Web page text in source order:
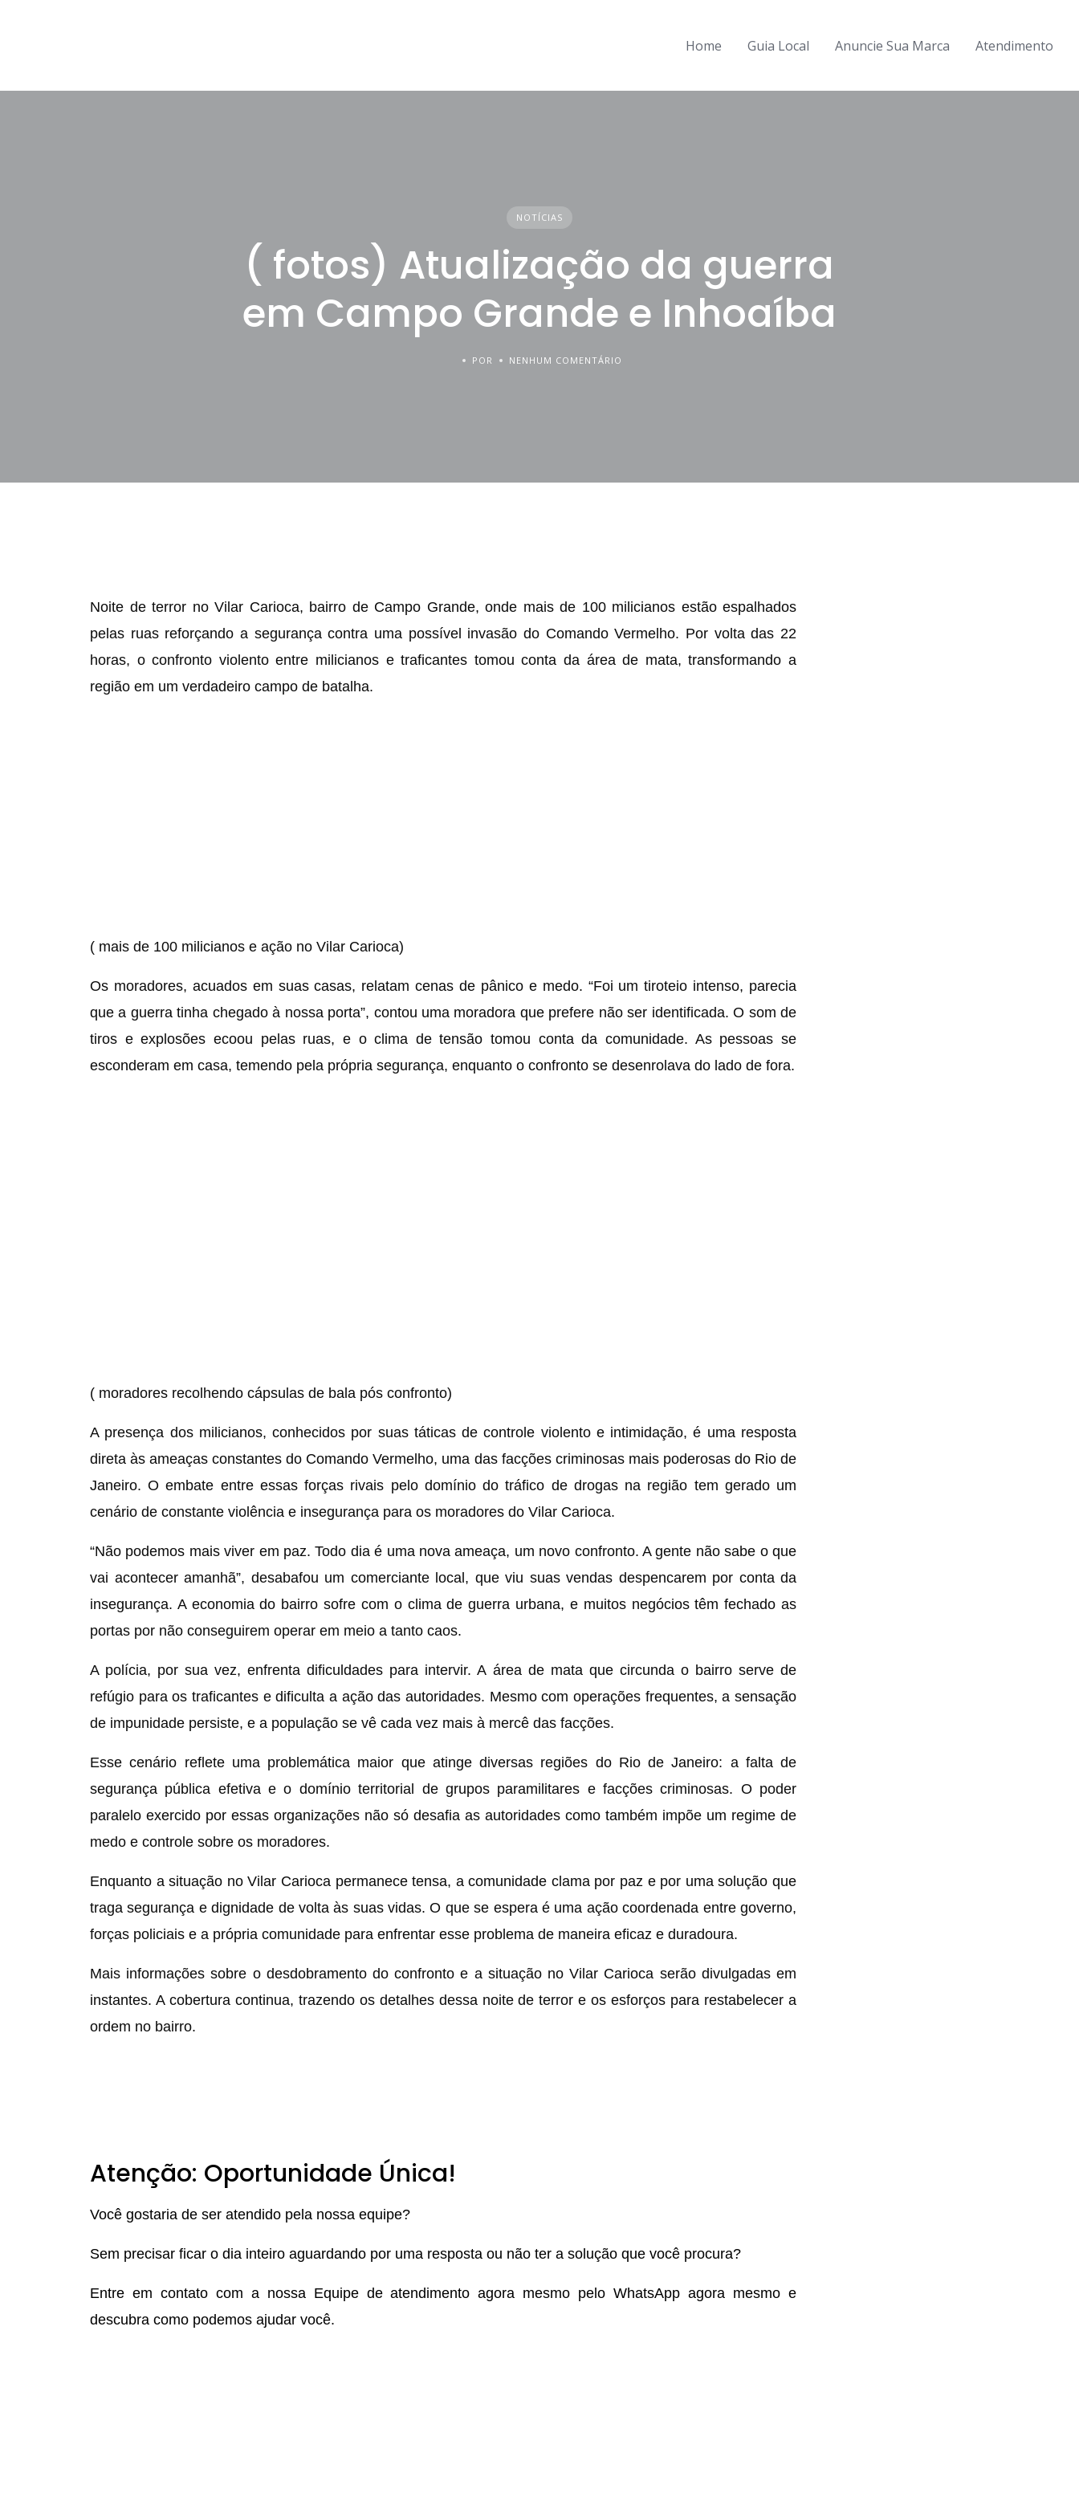
Home Guia Local Anuncie Sua Marca Atendimento
NOTÍCIAS
( fotos) Atualização da guerra
em Campo Grande e Inhoaíba
POR NENHUM COMENTÁRIO
Noite de terror no Vilar Carioca, bairro de Campo Grande, onde mais de 100 milicianos estão espalhados
pelas ruas reforçando a segurança contra uma possível invasão do Comando Vermelho. Por volta das 22
horas, o confronto violento entre milicianos e traficantes tomou conta da área de mata, transformando a
região em um verdadeiro campo de batalha.
( mais de 100 milicianos e ação no Vilar Carioca)
Os moradores, acuados em suas casas, relatam cenas de pânico e medo. “Foi um tiroteio intenso, parecia
que a guerra tinha chegado à nossa porta”, contou uma moradora que prefere não ser identificada. O som de
tiros e explosões ecoou pelas ruas, e o clima de tensão tomou conta da comunidade. As pessoas se
esconderam em casa, temendo pela própria segurança, enquanto o confronto se desenrolava do lado de fora.
( moradores recolhendo cápsulas de bala pós confronto)
A presença dos milicianos, conhecidos por suas táticas de controle violento e intimidação, é uma resposta
direta às ameaças constantes do Comando Vermelho, uma das facções criminosas mais poderosas do Rio de
Janeiro. O embate entre essas forças rivais pelo domínio do tráfico de drogas na região tem gerado um
cenário de constante violência e insegurança para os moradores do Vilar Carioca.
“Não podemos mais viver em paz. Todo dia é uma nova ameaça, um novo confronto. A gente não sabe o que
vai acontecer amanhã”, desabafou um comerciante local, que viu suas vendas despencarem por conta da
insegurança. A economia do bairro sofre com o clima de guerra urbana, e muitos negócios têm fechado as
portas por não conseguirem operar em meio a tanto caos.
A polícia, por sua vez, enfrenta dificuldades para intervir. A área de mata que circunda o bairro serve de
refúgio para os traficantes e dificulta a ação das autoridades. Mesmo com operações frequentes, a sensação
de impunidade persiste, e a população se vê cada vez mais à mercê das facções.
Esse cenário reflete uma problemática maior que atinge diversas regiões do Rio de Janeiro: a falta de
segurança pública efetiva e o domínio territorial de grupos paramilitares e facções criminosas. O poder
paralelo exercido por essas organizações não só desafia as autoridades como também impõe um regime de
medo e controle sobre os moradores.
Enquanto a situação no Vilar Carioca permanece tensa, a comunidade clama por paz e por uma solução que
traga segurança e dignidade de volta às suas vidas. O que se espera é uma ação coordenada entre governo,
forças policiais e a própria comunidade para enfrentar esse problema de maneira eficaz e duradoura.
Mais informações sobre o desdobramento do confronto e a situação no Vilar Carioca serão divulgadas em
instantes. A cobertura continua, trazendo os detalhes dessa noite de terror e os esforços para restabelecer a
ordem no bairro.
Atenção: Oportunidade Única!
Você gostaria de ser atendido pela nossa equipe?
Sem precisar ficar o dia inteiro aguardando por uma resposta ou não ter a solução que você procura?
Entre em contato com a nossa Equipe de atendimento agora mesmo pelo WhatsApp agora mesmo e
descubra como podemos ajudar você.